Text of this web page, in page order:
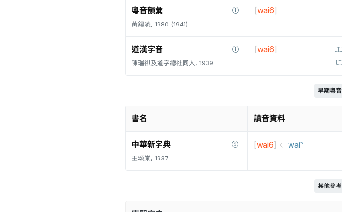
粵音韻彙
黃錫凌, 1980 (1941)
[wai6]
道漢字音
陳瑞祺及道字總社同人, 1939
[wai6]
早期粵音
書名 讀音資料
中華新字典
王頌棠, 1937
[wai6] wai꜅
其他參考